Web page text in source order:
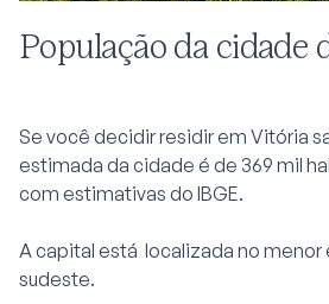
População da cidade
Se você decidir residir em Vitória
estimada da cidade é de 369 mil
com estimativas do IBGE.
A capital está localizada no menor
sudeste.